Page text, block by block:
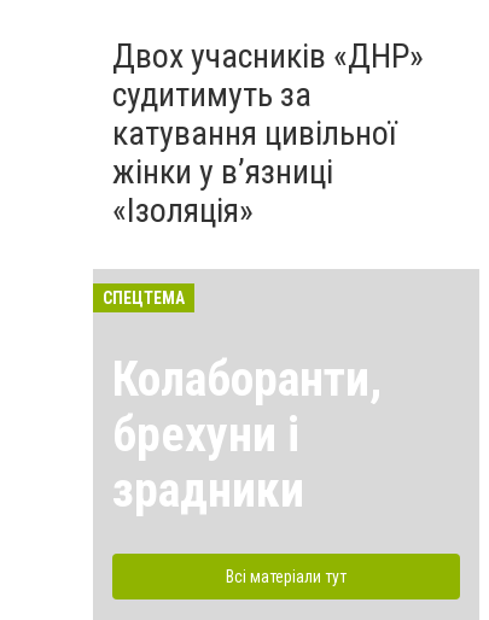
Двох учасників «ДНР»
судитимуть за
катування цивільної
жінки у в’язниці
«Ізоляція»
СПЕЦТЕМА
Колаборанти,
брехуни і
зрадники
Всі матеріали тут